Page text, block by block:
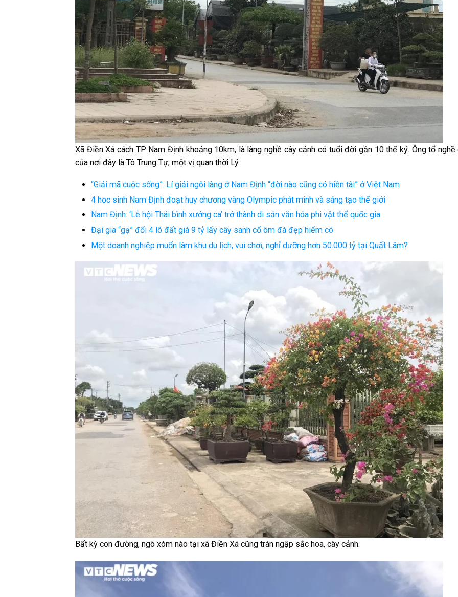
Xã Điền Xá cách TP Nam Định khoảng 10km, là làng nghề cây cảnh có tuổi đời gần 10 thế kỷ. Ông tổ nghề
của nơi đây là Tô Trung Tự, một vị quan thời Lý.
“Giải mã cuộc sống”: Lí giải ngôi làng ở Nam Định “đời nào cũng có hiền tài” ở Việt Nam
4 học sinh Nam Định đoạt huy chương vàng Olympic phát minh và sáng tạo thế giới
Nam Định: ‘Lễ hội Thái bình xướng ca’ trở thành di sản văn hóa phi vật thể quốc gia
Đại gia “gạ” đổi 4 lô đất giá 9 tỷ lấy cây sanh cổ ôm đá đẹp hiếm có
Một doanh nghiệp muốn làm khu du lịch, vui chơi, nghỉ dưỡng hơn 50.000 tỷ tại Quất Lâm?
Bất kỳ con đường, ngõ xóm nào tại xã Điền Xá cũng tràn ngập sắc hoa, cây cảnh.